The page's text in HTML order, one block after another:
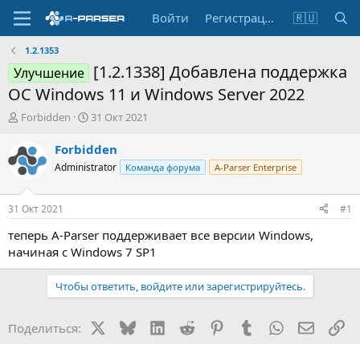
Войти Регистрация 🇷🇺
1.2.1353
Улучшение [1.2.1338] Добавлена поддержка
ОС Windows 11 и Windows Server 2022
А
т
о
р
т
е
м
ы
Forbidden
Д
т
н
а
л
31 Окт 2021
Forbidden
Administrator Команда форума A-Parser Enterprise
31 Окт 2021 #1
теперь A-Parser поддерживает все версии Windows,
начиная с Windows 7 SP1
Чтобы ответить, войдите или зарегистрируйтесь.
Поделиться: BlueskyLinkedIn
Reddit PinterestTumblr WhatsApp